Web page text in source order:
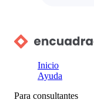
Inicio
Ayuda
Para consultantes